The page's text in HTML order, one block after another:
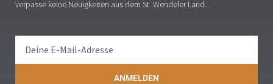
verpasse keine Neuigkeiten aus dem St. Wendeler Land.
ANMELDEN